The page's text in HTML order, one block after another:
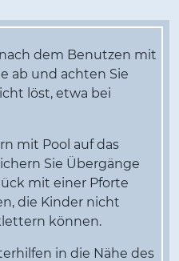
dem Benutzen mit
ab und achten Sie
löst, etwa bei
mit Pool auf das
Sie Übergänge
mit einer Pforte
die Kinder nicht
können.
in die Nähe des